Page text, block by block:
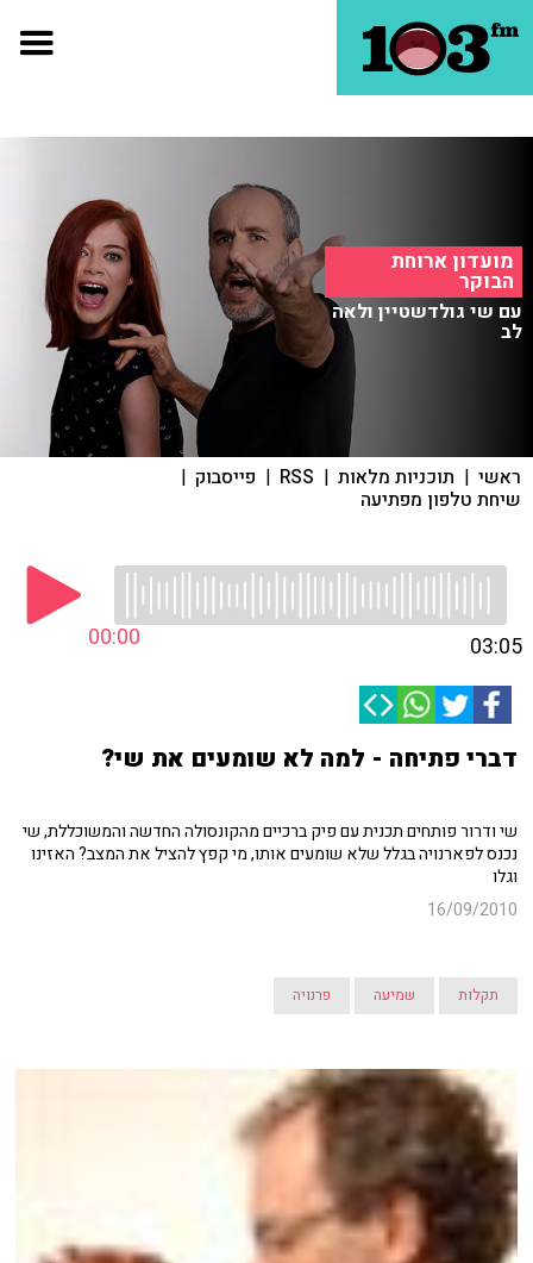
מועדון ארוחת
הבוקר
עם שי גולדשטיין ולאה
לב
ראשי | תוכניות מלאות |
RSS
| פייסבוק |
שיחת טלפון מפתיעה
00:00 03:05
דברי פתיחה - למה לא שומעים את שי?
שי ודרור פותחים תכנית עם פיק ברכיים מהקונסולה החדשה והמשוכללת, שי
נכנס לפארנויה בגלל שלא שומעים אותו, מי קפץ להציל את המצב? האזינו
וגלו
16/09/2010
תקלות שמיעה פרנויה